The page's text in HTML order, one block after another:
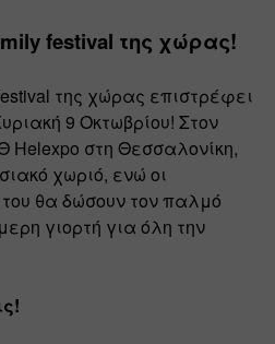
festival της χώρας!
της χώρας επιστρέφει
9 Οκτωβρίου! Στον
Helexpo στη Θεσσαλονίκη,
χωριό, ενώ οι
του θα δώσουν τον παλμό
γιορτή για όλη την